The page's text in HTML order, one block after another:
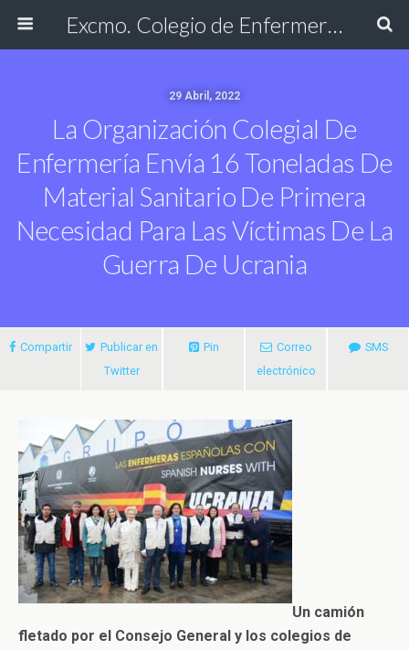
Excmo. Colegio de Enfermería de Cádiz
29 Abril, 2022
La Organización Colegial De
Enfermería Envía 16 Toneladas De
Material Sanitario De Primera
Necesidad Para Las Víctimas De La
Guerra De Ucrania
Compartir
Publicar en
Twitter
Pin
Correo
electrónico
SMS
Un camión
fletado por el Consejo General y los colegios de